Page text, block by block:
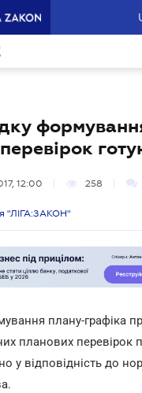
12:00 258
"ЛІГА:ЗАКОН"
плану-графіка
планових перевірок
у відповідність до